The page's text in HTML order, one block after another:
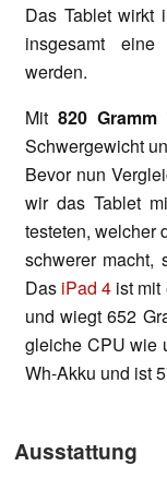
Das Tablet wirkt
insgesamt eine
werden.
Mit 820 Gramm
Schwergewicht
Bevor nun
wir das Tablet
testeten, welcher
schwerer macht,
Das iPad 4 ist mit
und wiegt 652
gleiche CPU wie
Wh-Akku und ist
Ausstattung